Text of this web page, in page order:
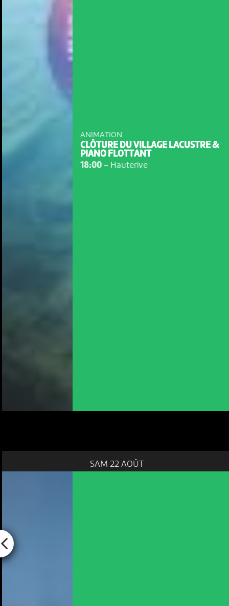
ANIMATION
CLÔTURE DU VILLAGE LACUSTRE &
PIANO FLOTTANT
18:00- Hauterive
SAM 22 AOÛT